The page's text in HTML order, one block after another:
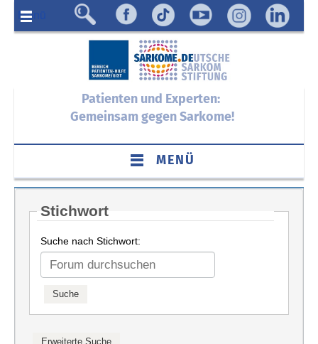
Menü
Patienten und Experten:
Gemeinsam gegen Sarkome!
MENÜ
Stichwort
Suche nach Stichwort: